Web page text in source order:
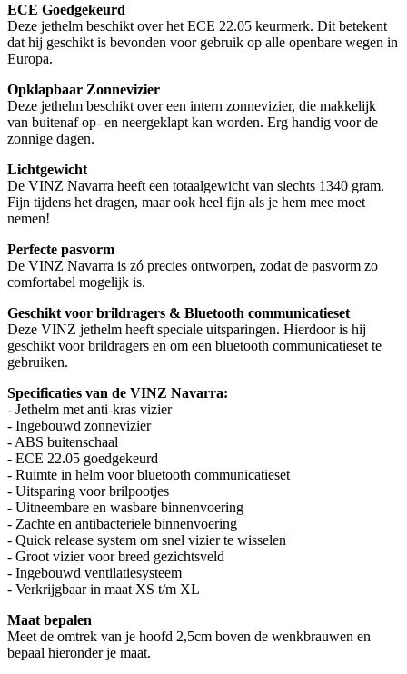
ECE Goedgekeurd
Deze jethelm beschikt over het ECE 22.05 keurmerk. Dit betekent
dat hij geschikt is bevonden voor gebruik op alle openbare wegen in
Europa.
Opklapbaar Zonnevizier
Deze jethelm beschikt over een intern zonnevizier, die makkelijk
van buitenaf op- en neergeklapt kan worden. Erg handig voor de
zonnige dagen.
Lichtgewicht
De VINZ Navarra heeft een totaalgewicht van slechts 1340 gram.
Fijn tijdens het dragen, maar ook heel fijn als je hem mee moet
nemen!
Perfecte pasvorm
De VINZ Navarra is zó precies ontworpen, zodat de pasvorm zo
comfortabel mogelijk is.
Geschikt voor brildragers & Bluetooth communicatieset
Deze VINZ jethelm heeft speciale uitsparingen. Hierdoor is hij
geschikt voor brildragers en om een bluetooth communicatieset te
gebruiken.
Specificaties van de VINZ Navarra:
- Jethelm met anti-kras vizier
- Ingebouwd zonnevizier
- ABS buitenschaal
- ECE 22.05 goedgekeurd
- Ruimte in helm voor bluetooth communicatieset
- Uitsparing voor brilpootjes
- Uitneembare en wasbare binnenvoering
- Zachte en antibacteriele binnenvoering
- Quick release system om snel vizier te wisselen
- Groot vizier voor breed gezichtsveld
- Ingebouwd ventilatiesysteem
- Verkrijgbaar in maat XS t/m XL
Maat bepalen
Meet de omtrek van je hoofd 2,5cm boven de wenkbrauwen en
bepaal hieronder je maat.